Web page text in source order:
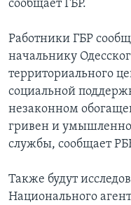
сообщает ГБР.
Работники ГБР
начальнику
территориального
социальной
незаконном
гривен и
службы, сообщает
Также будут
Национального